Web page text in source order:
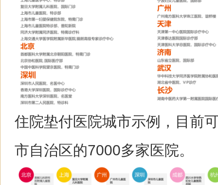
住院垫付医院城市示例，目前
市自治区的7000多家医院。